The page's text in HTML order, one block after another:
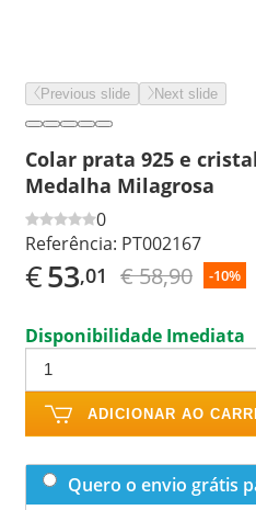
Previous slide Next slide
Colar prata 925 e
Medalha Milagrosa
0
Referência: PT002167
€53,01 € 58,90 -10%
Disponibilidade Imediata
ADICIONAR AO
Quero o envio grátis